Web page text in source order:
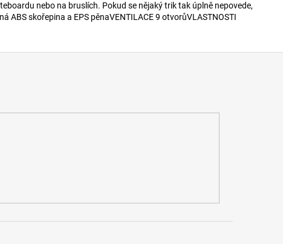
nebo na bruslích. Pokud se nějaký trik tak úplně nepovede,
ABS skořepina a EPS pěnaVENTILACE 9 otvorůVLASTNOSTI